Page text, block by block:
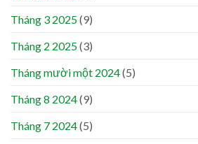
Tháng 3 2025(9)
Tháng 2 2025(3)
Tháng mười một 2024(5)
Tháng 8 2024(9)
Tháng 7 2024(5)